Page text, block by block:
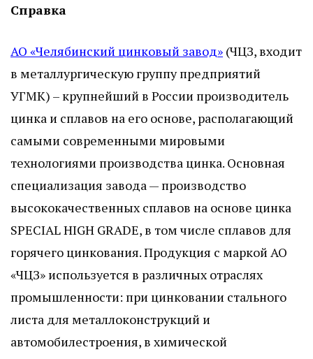
Справка
АО «Челябинский цинковый завод» (ЧЦЗ, входит
в металлургическую группу предприятий
УГМК) – крупнейший в России производитель
цинка и сплавов на его основе, располагающий
самыми современными мировыми
технологиями производства цинка. Основная
специализация завода — производство
высококачественных сплавов на основе цинка
SPECIAL HIGH GRADE, в том числе сплавов для
горячего цинкования. Продукция с маркой АО
«ЧЦЗ» используется в различных отраслях
промышленности: при цинковании стального
листа для металлоконструкций и
автомобилестроения, в химической